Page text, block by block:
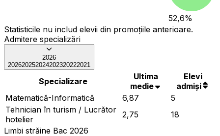
52,6%
Statisticile nu includ elevii din promoțiile anterioare.
Admitere specializări
2026
202620252024202320222021
Specializare
Ultima
medie
Elevi
admiși
Matematică-Informatică
6,87
5
Tehnician în turism / Lucrător
hotelier
2,75
18
Limbi străine Bac 2026